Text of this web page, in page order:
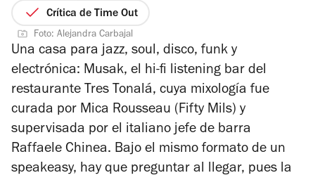
estrellas
Crítica de Time Out
Foto: Alejandra Carbajal
Una casa para jazz, soul, disco, funk y
electrónica: Musak, el hi-fi listening bar del
restaurante Tres Tonalá, cuya mixología fue
curada por Mica Rousseau (Fifty Mils) y
supervisada por el italiano jefe de barra
Raffaele Chinea. Bajo el mismo formato de un
speakeasy, hay que preguntar al llegar, pues la